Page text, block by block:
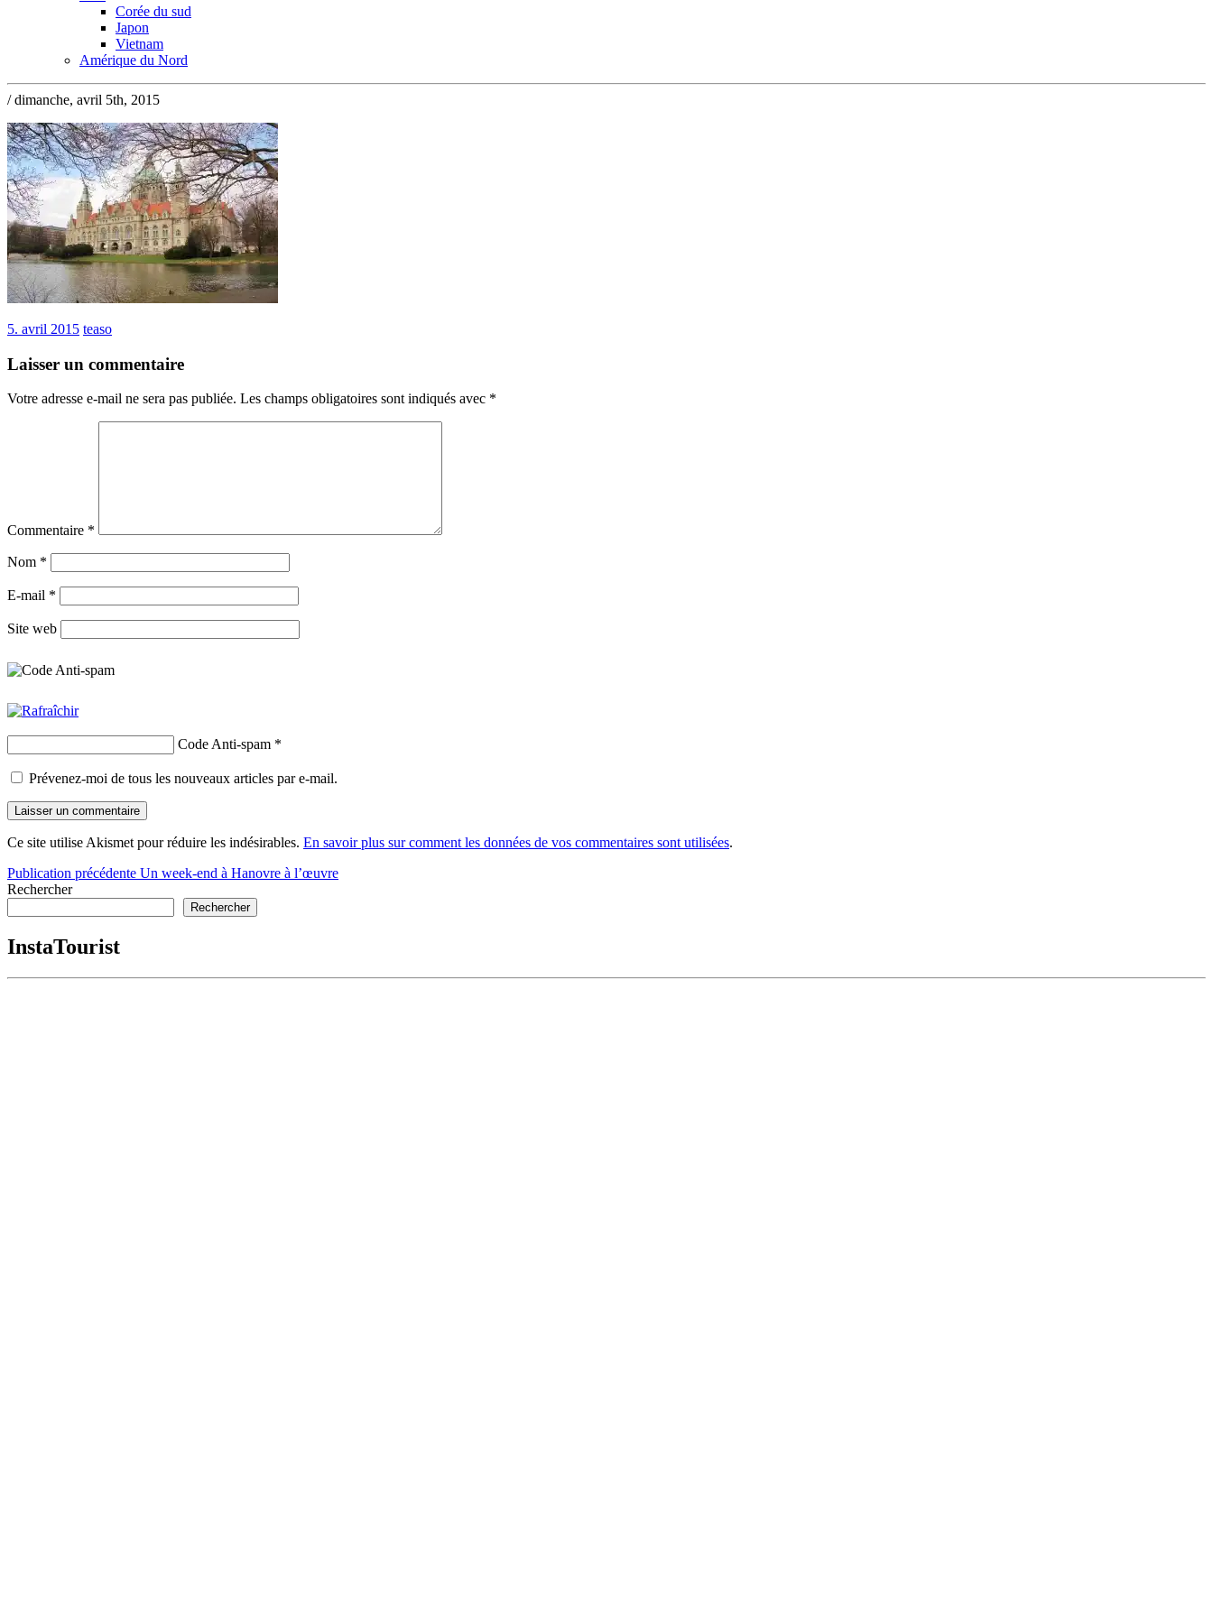
Corée du sud
Japon
Vietnam
Amérique du Nord
/ dimanche, avril 5th, 2015
5. avril 2015 teaso
Laisser un commentaire
Votre adresse e-mail ne sera pas publiée. Les champs obligatoires sont indiqués avec *
Commentaire *
Nom *
E-mail *
Site web
Code Anti-spam *
Prévenez-moi de tous les nouveaux articles par e-mail.
Ce site utilise Akismet pour réduire les indésirables. En savoir plus sur comment les données de vos commentaires sont utilisées.
Navigation
de
Publication précédente Un week-end à Hanovre à l’œuvre
Rechercher
Rechercher
InstaTourist